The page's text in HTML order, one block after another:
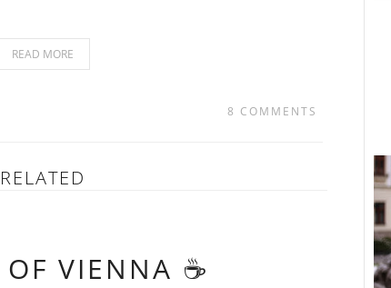
READ MORE
8 COMMENTS
RELATED
VIENNA ☕️